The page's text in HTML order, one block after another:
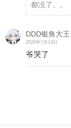
都没了。。
DDD银角大王
2020年7月14日
爷哭了